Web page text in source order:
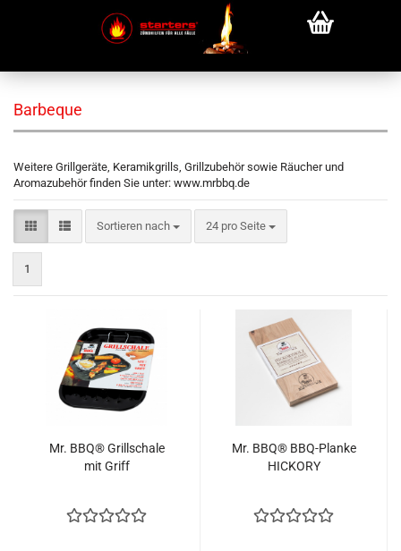
Barbeque
Weitere Grillgeräte, Keramikgrills, Grillzubehör sowie Räucher und
Aromazubehör finden Sie unter: www.mrbbq.de
Sortieren nach
Sortieren nach 24 pro Seite
pro Seite
1
Mr. BBQ® Grillschale
mit Griff
Mr. BBQ® BBQ-Planke
HICKORY